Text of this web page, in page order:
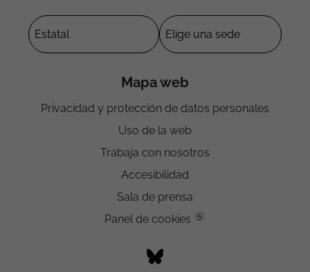
Mapa web
Privacidad y protección de datos personales
Uso de la web
Trabaja con nosotros
Accesibilidad
Sala de prensa
Panel de cookies
5